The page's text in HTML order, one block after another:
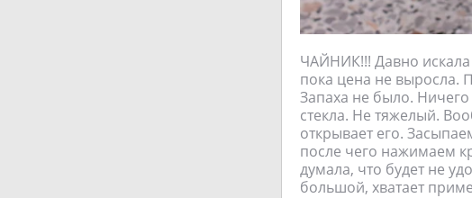
ЧАЙНИК!!! Давно искала
пока цена не выросла.
Запаха не было.
стекла. Не тяжелый.
открывает его.
после чего нажимаем
думала, что будет не
большой, хватает